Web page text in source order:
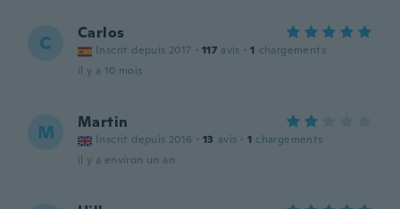
C Carlos
Inscrit depuis 2017 · 117 avis · 1 chargements
il y a 10 mois
M Martin
Inscrit depuis 2016 · 13 avis · 1 chargements
il y a environ un an